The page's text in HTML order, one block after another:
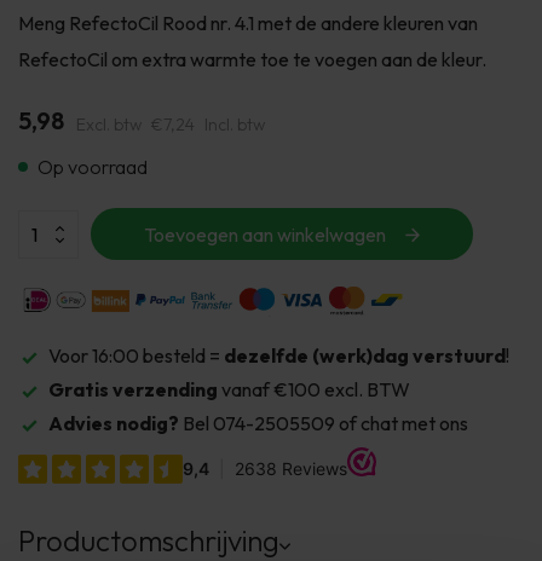
Meng RefectoCil Rood nr. 4.1 met de andere kleuren van
RefectoCil om extra warmte toe te voegen aan de kleur.
5,98 Excl. btw €7,24 Incl. btw
Op voorraad
Toevoegen aan winkelwagen
Voor 16:00 besteld = dezelfde (werk)dag verstuurd!
Gratis verzending vanaf €100 excl. BTW
Advies nodig? Bel 074-2505509 of chat met ons
Productomschrijving